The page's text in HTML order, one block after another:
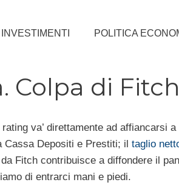
INVESTIMENTI POLITICA
Colpa di
va’ direttamente ad affiancarsi
Cassa Depositi e Prestiti; il taglio
Fitch contribuisce a diffondere il
di entrarci mani e piedi.